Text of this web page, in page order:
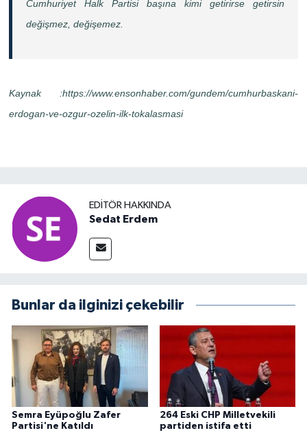
Cumhuriyet Halk Partisi başına kimi getirirse getirsin
değişmez, değişemez.
Kaynak :https://www.ensonhaber.com/gundem/cumhurbaskani-
erdogan-ve-ozgur-ozelin-ilk-tokalasmasi
EDITÖR HAKKINDA
Sedat Erdem
Bunlar da ilginizi çekebilir
Semra Eyüpoğlu Zafer
Partisi'ne Katıldı
264 Eski CHP Milletvekili
partiden istifa etti